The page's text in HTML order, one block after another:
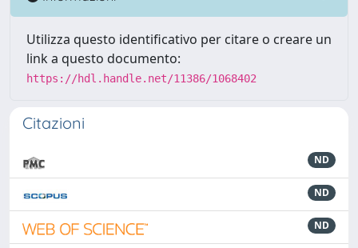
Utilizza questo identificativo per citare o creare un
link a questo documento:
https://hdl.handle.net/11386/1068402
Citazioni
ND
ND
ND